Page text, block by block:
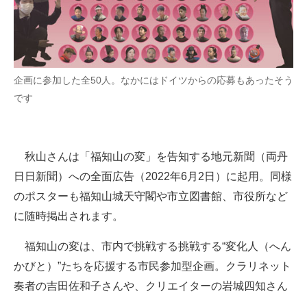
企画に参加した全50人。なかにはドイツからの応募もあったそう
です
秋山さんは「福知山の変」を告知する地元新聞（両丹
日日新聞）への全面広告（2022年6月2日）に起用。同様
のポスターも福知山城天守閣や市立図書館、市役所など
に随時掲出されます。
福知山の変は、市内で挑戦する挑戦する“変化人（へん
かびと）”たちを応援する市民参加型企画。クラリネット
奏者の吉田佐和子さんや、クリエイターの岩城四知さん